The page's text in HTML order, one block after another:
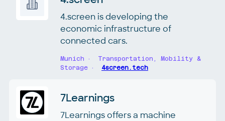
4.screen is developing the
economic infrastructure of
connected cars.
Munich
Transportation, Mobility &
Storage
4screen.tech
7Learnings
7Learnings offers a machine